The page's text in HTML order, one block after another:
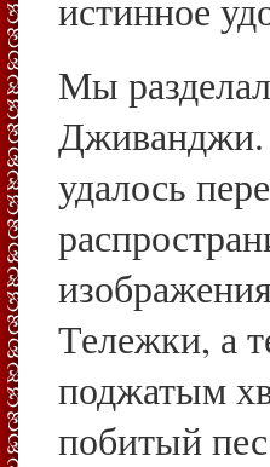
истинное
Мы
Дживанджи.
удалось
Тележки, а
поджатым
побитый